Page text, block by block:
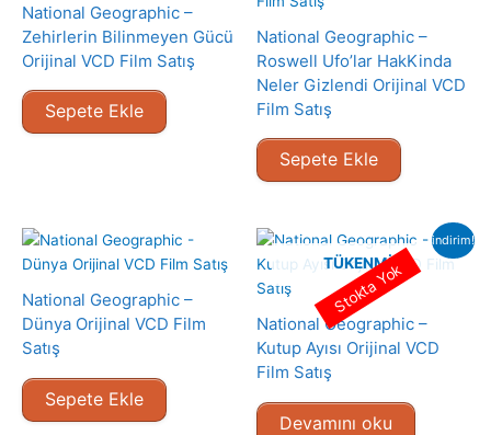
National Geographic –
Zehirlerin Bilinmeyen Gücü
Orijinal VCD Film Satış
Sepete Ekle
National Geographic –
Roswell Ufo’lar HakKinda
Neler Gizlendi Orijinal VCD
Film Satış
Sepete Ekle
National Geographic –
Dünya Orijinal VCD Film
Satış
Sepete Ekle
indirim!
TÜKENMIŞ
National Geographic –
Kutup Ayısı Orijinal VCD
Film Satış
Devamını oku
Stokta Yok